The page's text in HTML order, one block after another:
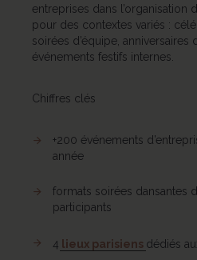
entreprises dans l’organisation
pour des contextes variés :
soirées d’équipe, anniversaires
événements festifs internes.
Chiffres clés
+200 événements
année
formats soirées dansantes
participants
4 lieux parisiens dédiés